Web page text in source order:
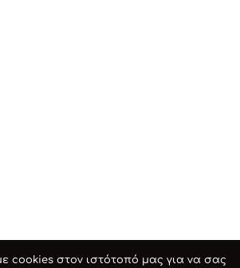
cookies στον ιστότοπό μας για να σας